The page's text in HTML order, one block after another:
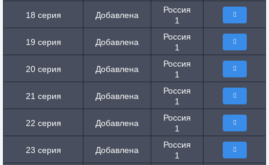
18 серия Добавлена
Россия
1
19 серия Добавлена
Россия
1
20 серия Добавлена
Россия
1
21 серия Добавлена
Россия
1
22 серия Добавлена
Россия
1
23 серия Добавлена
Россия
1